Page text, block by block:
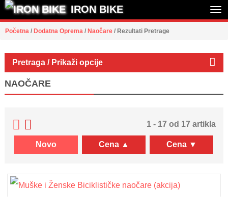
IRON BIKE
Početna / Dodatna Oprema / Naočare / Rezultati Pretrage
Pretraga / Prikaži opcije
NAOČARE
1 - 17 od 17 artikla
Novo Cena ▲ Cena ▼